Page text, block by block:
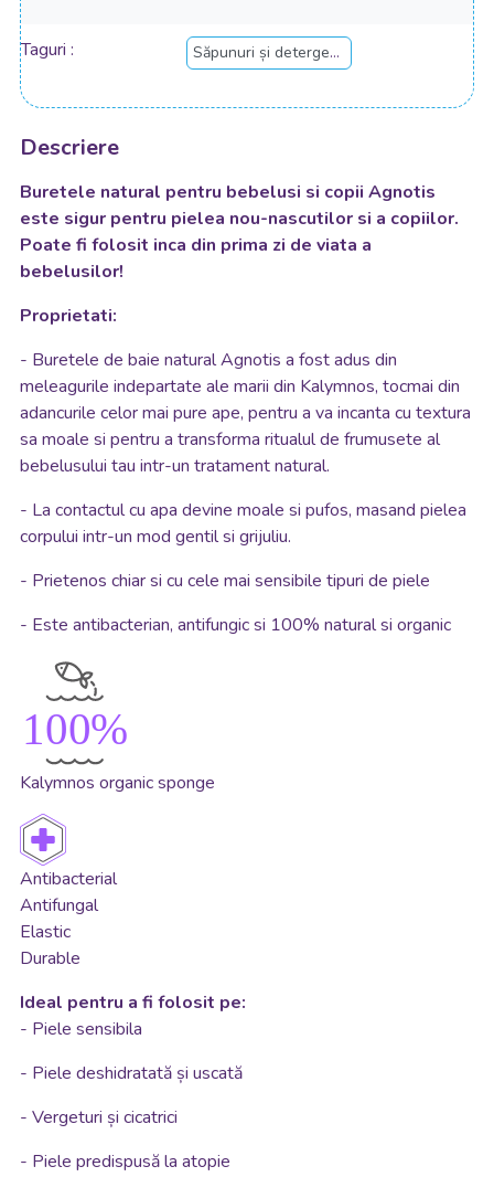
Taguri Săpunuri și detergenți rufe copii și bebeluși
Descriere
Buretele natural pentru bebelusi si copii Agnotis
este sigur pentru pielea nou-nascutilor si a copiilor.
Poate fi folosit inca din prima zi de viata a
bebelusilor!
Proprietati:
- Buretele de baie natural Agnotis a fost adus din
meleagurile indepartate ale marii din Kalymnos, tocmai din
adancurile celor mai pure ape, pentru a va incanta cu textura
sa moale si pentru a transforma ritualul de frumusete al
bebelusului tau intr-un tratament natural.
- La contactul cu apa devine moale si pufos, masand pielea
corpului intr-un mod gentil si grijuliu.
- Prietenos chiar si cu cele mai sensibile tipuri de piele
- Este antibacterian, antifungic si 100% natural si organic
100%
Kalymnos organic sponge
Antibacterial
Antifungal
Elastic
Durable
Ideal pentru a fi folosit pe:
- Piele sensibila
- Piele deshidratată și uscată
- Vergeturi și cicatrici
- Piele predispusă la atopie